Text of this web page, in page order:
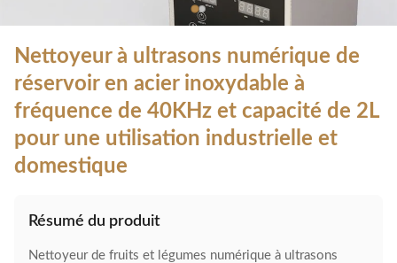
Nettoyeur à ultrasons numérique de
réservoir en acier inoxydable à
fréquence de 40KHz et capacité de 2L
pour une utilisation industrielle et
domestique
Résumé du produit
Nettoyeur de fruits et légumes numérique à ultrasons